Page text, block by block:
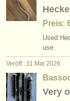
Preis:
Used
use.
Veröff.: 11 Mai 2026
Very